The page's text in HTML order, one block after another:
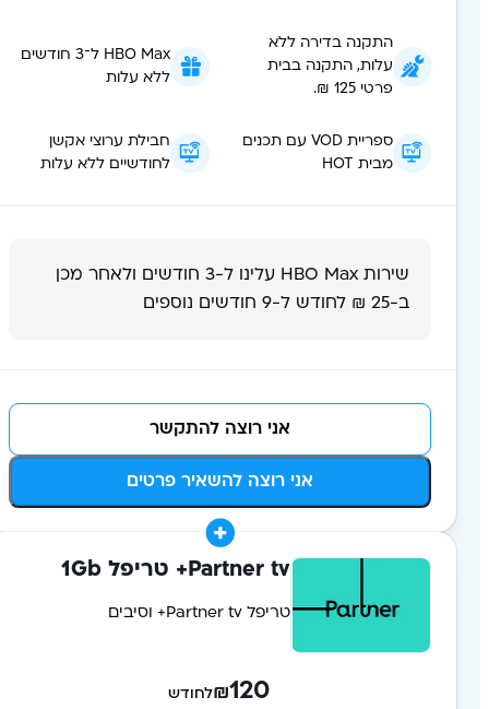
התקנה בדירה ללא
עלות, התקנה בבית
HBO Max ל־3 חודשים
ללא עלות
ספריית VOD עם תכנים
מבית HOT
חבילת ערוצי אקשן
לחודשיים ללא עלות
שירות HBO Max עלינו ל-3 חודשים ולאחר מכן
אני רוצה להשאיר פרטים
אני רוצה להתקשר
Partner tv+ טריפל 1Gb
טריפל Partner tv+ וסיבים
120
₪לחודש